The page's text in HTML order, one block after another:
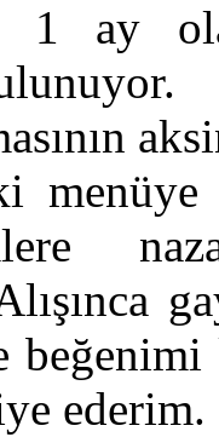
1 ay
menüye
ederim.